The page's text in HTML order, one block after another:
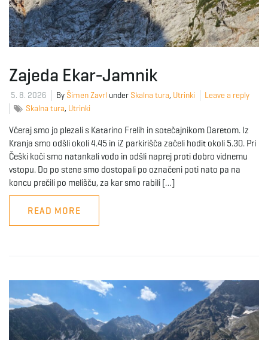
a
Zajeda Ekar-Jamnik
5. 8. 2026 By Šimen Zavrl under Skalna tura, Utrinki
Leave a reply
Skalna tura, Utrinki
Včeraj smo jo plezali s Katarino Frelih in sotečajnikom Daretom. Iz
Kranja smo odšli okoli 4.45 in iZ parkirišča začeli hodit okoli 5.30. Pri
Češki koči smo natankali vodo in odšli naprej proti dobro vidnemu
vstopu. Do po stene smo dostopali po označeni poti nato pa na
koncu prečili po melišču, za kar smo rabili […]
READ MORE